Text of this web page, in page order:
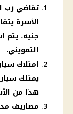
تقاضي رب
جنيه، يتم
التمويني.
امتلاك
هذا من
مصاريف